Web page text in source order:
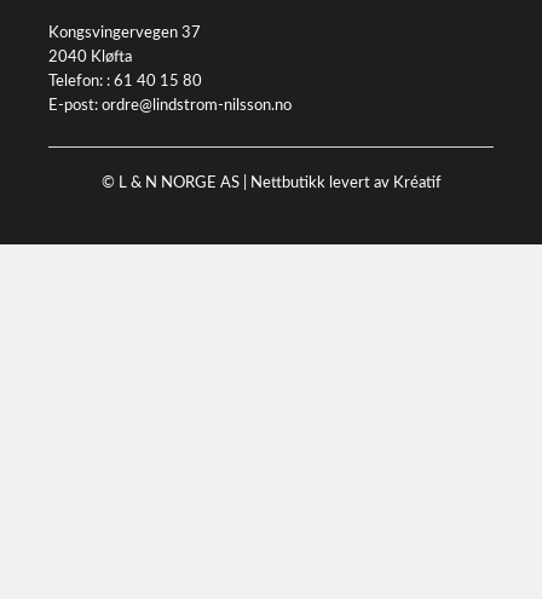
Kongsvingervegen 37
2040 Kløfta
Telefon: : 61 40 15 80
E-post: ordre@lindstrom-nilsson.no
© L & N NORGE AS | Nettbutikk levert av Kréatif